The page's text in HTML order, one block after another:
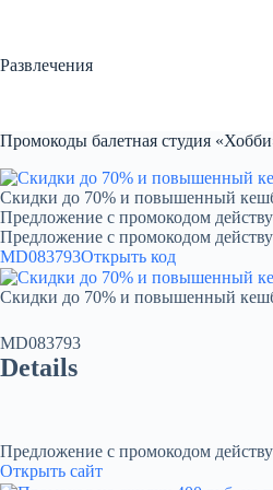
Развлечения
Промокоды балетная студия
Скидки до 70% и повышенный
Предложение с промокодом
Предложение с промокодом
MD083793Открыть код
Скидки до 70% и повышенный
MD083793
Details
Предложение с промокодом
Открыть сайт